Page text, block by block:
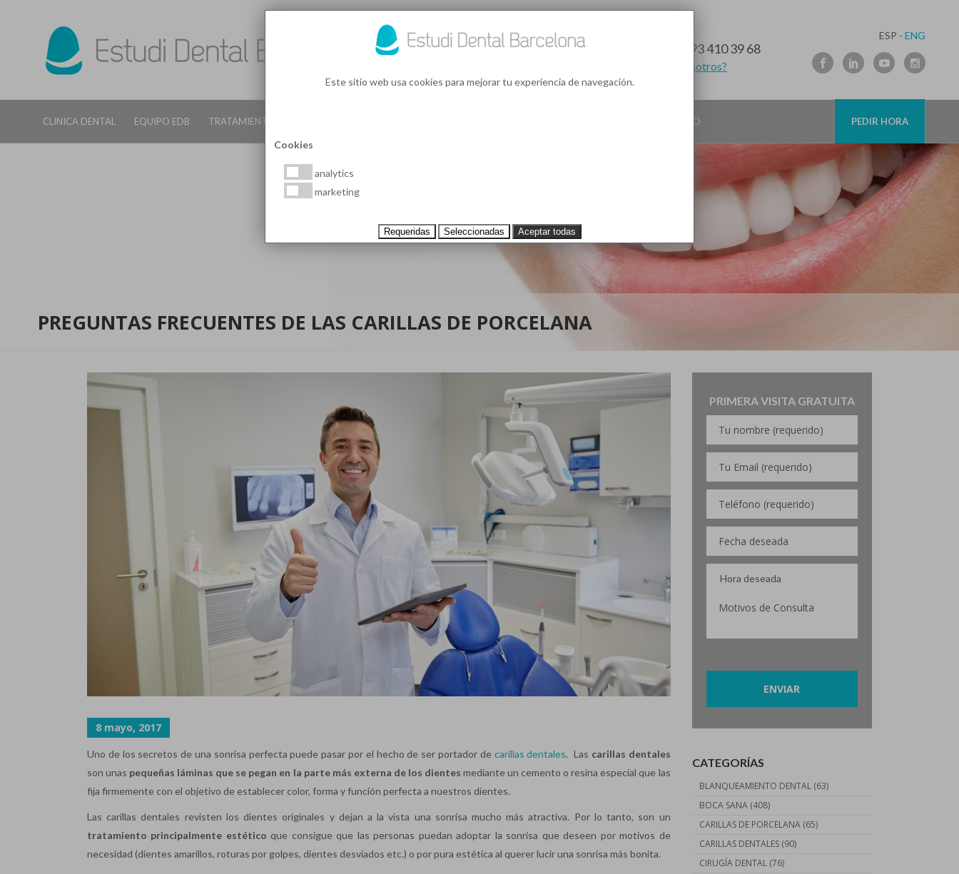
93 410 39 68
¿Te llamamos nosotros?
ESP - ENG
CLINICA DENTAL EQUIPO EDB TRATAMIENTOS DENTALES EN BARCELONA CONTACTO PEDIR HORA
PREGUNTAS FRECUENTES DE LAS CARILLAS DE PORCELANA
8 mayo, 2017
Uno de los secretos de una sonrisa perfecta puede pasar por el hecho de ser portador de carillas dentales. Las carillas dentales
son unas pequeñas láminas que se pegan en la parte más externa de los dientes mediante un cemento o resina especial que las
fija firmemente con el objetivo de establecer color, forma y función perfecta a nuestros dientes.
Las carillas dentales revisten los dientes originales y dejan a la vista una sonrisa mucho más atractiva. Por lo tanto, son un
tratamiento principalmente estético que consigue que las personas puedan adoptar la sonrisa que deseen por motivos de
necesidad (dientes amarillos, roturas por golpes, dientes desviados etc.) o por pura estética al querer lucir una sonrisa más bonita.
PRIMERA VISITA GRATUITA
CATEGORÍAS
BLANQUEAMIENTO DENTAL(63)
BOCA SANA(408)
CARILLAS DE PORCELANA(65)
CARILLAS DENTALES(90)
CIRUGÍA DENTAL(76)
Este sitio web usa cookies para mejorar tu experiencia de navegación.
Cookies
analytics
marketing
Requeridas Seleccionadas Aceptar todas